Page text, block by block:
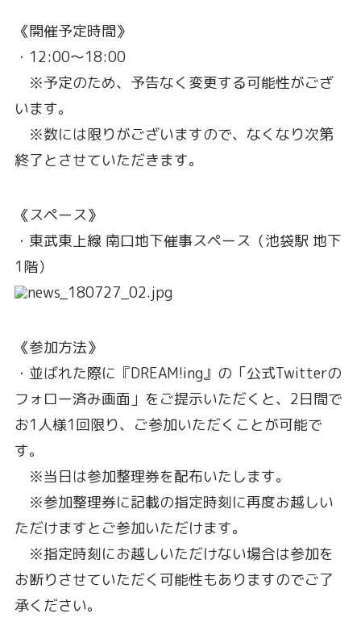
《開催予定時間》
・12:00～18:00
※予定のため、予告なく変更する可能性がござ
います。
※数には限りがございますので、なくなり次第
終了とさせていただきます。
《スペース》
・東武東上線 南口地下催事スペース（池袋駅 地下
1階）
《参加方法》
・並ばれた際に『DREAM!ing』の「公式Twitterの
フォロー済み画面」をご提示いただくと、2日間で
お1人様1回限り、ご参加いただくことが可能で
す。
※当日は参加整理券を配布いたします。
※参加整理券に記載の指定時刻に再度お越しい
ただけますとご参加いただけます。
※指定時刻にお越しいただけない場合は参加を
お断りさせていただく可能性もありますのでご了
承ください。